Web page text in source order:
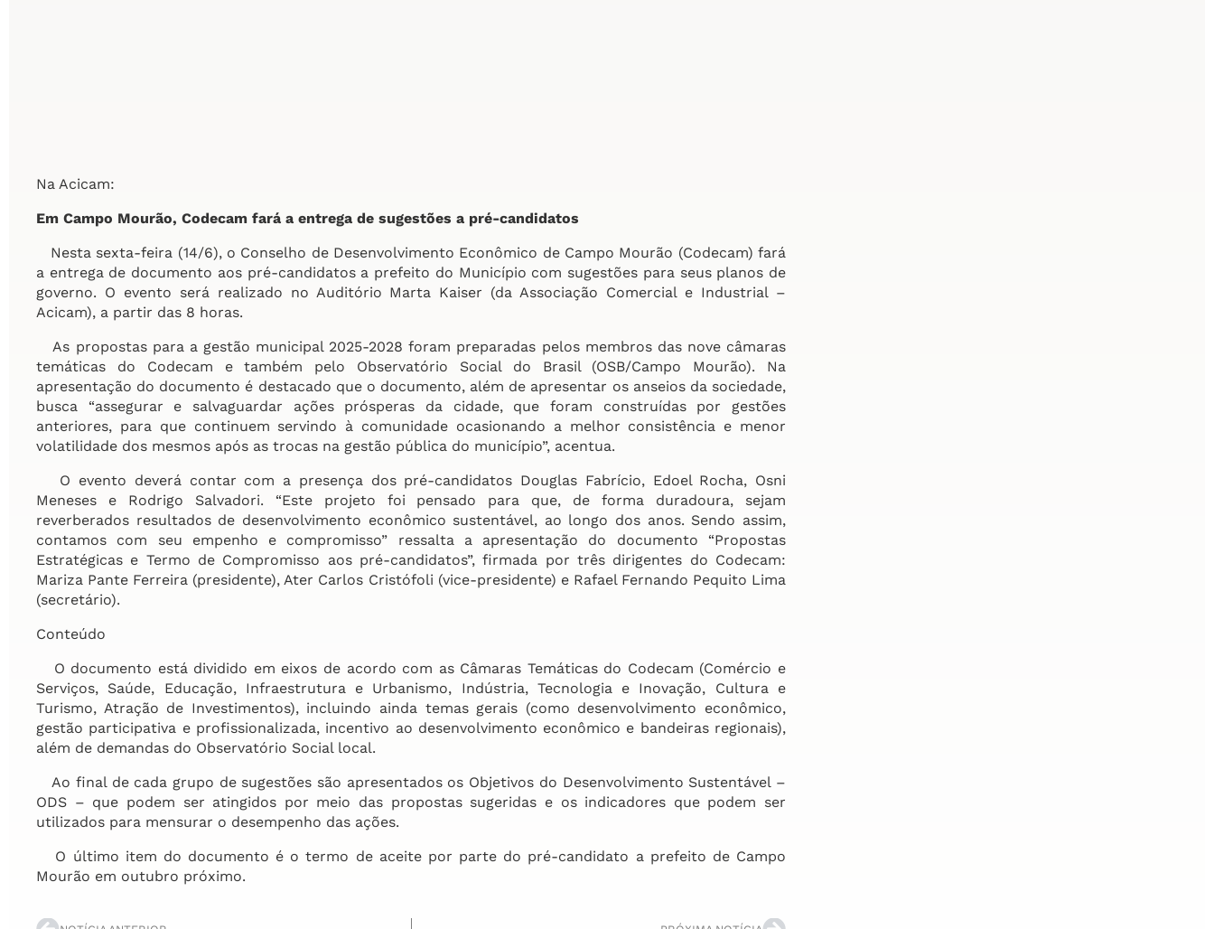
Na Acicam:
Em Campo Mourão, Codecam fará a entrega de sugestões a pré-candidatos
Nesta sexta-feira (14/6), o Conselho de Desenvolvimento Econômico de Campo Mourão (Codecam) fará
a entrega de documento aos pré-candidatos a prefeito do Município com sugestões para seus planos de
governo. O evento será realizado no Auditório Marta Kaiser (da Associação Comercial e Industrial –
Acicam), a partir das 8 horas.
As propostas para a gestão municipal 2025-2028 foram preparadas pelos membros das nove câmaras
temáticas do Codecam e também pelo Observatório Social do Brasil (OSB/Campo Mourão). Na
apresentação do documento é destacado que o documento, além de apresentar os anseios da sociedade,
busca “assegurar e salvaguardar ações prósperas da cidade, que foram construídas por gestões
anteriores, para que continuem servindo à comunidade ocasionando a melhor consistência e menor
volatilidade dos mesmos após as trocas na gestão pública do município”, acentua.
O evento deverá contar com a presença dos pré-candidatos Douglas Fabrício, Edoel Rocha, Osni
Meneses e Rodrigo Salvadori. “Este projeto foi pensado para que, de forma duradoura, sejam
reverberados resultados de desenvolvimento econômico sustentável, ao longo dos anos. Sendo assim,
contamos com seu empenho e compromisso” ressalta a apresentação do documento “Propostas
Estratégicas e Termo de Compromisso aos pré-candidatos”, firmada por três dirigentes do Codecam:
Mariza Pante Ferreira (presidente), Ater Carlos Cristófoli (vice-presidente) e Rafael Fernando Pequito Lima
(secretário).
Conteúdo
O documento está dividido em eixos de acordo com as Câmaras Temáticas do Codecam (Comércio e
Serviços, Saúde, Educação, Infraestrutura e Urbanismo, Indústria, Tecnologia e Inovação, Cultura e
Turismo, Atração de Investimentos), incluindo ainda temas gerais (como desenvolvimento econômico,
gestão participativa e profissionalizada, incentivo ao desenvolvimento econômico e bandeiras regionais),
além de demandas do Observatório Social local.
Ao final de cada grupo de sugestões são apresentados os Objetivos do Desenvolvimento Sustentável –
ODS – que podem ser atingidos por meio das propostas sugeridas e os indicadores que podem ser
utilizados para mensurar o desempenho das ações.
O último item do documento é o termo de aceite por parte do pré-candidato a prefeito de Campo
Mourão em outubro próximo.